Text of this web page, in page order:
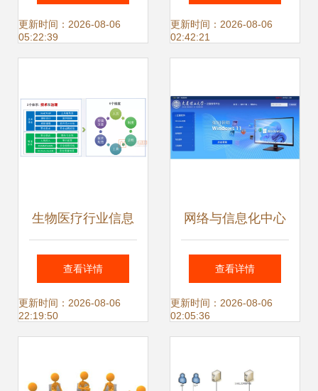
更新时间：2026-08-06
05:22:39
动制造业精益管理
更新时间：2026-08-06
02:42:21
生物医疗行业信息
化网络规划建设与
网络安全最佳实践
查看详情
更新时间：2026-08-06
22:19:50
网络与信息化中心
构筑网络与信息安
全软件开发的基石
查看详情
更新时间：2026-08-06
02:05:36